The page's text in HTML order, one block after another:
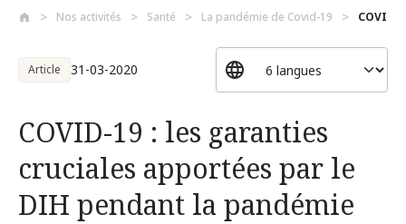
Nos activités Santé La pandémie de Covid-19
Article 31-03-2020
COVID-19 : les garanties
cruciales apportées par le
DIH pendant la pandémie